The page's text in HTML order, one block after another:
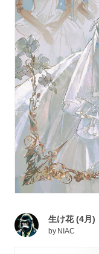
生け花 (4月)
by NIAC